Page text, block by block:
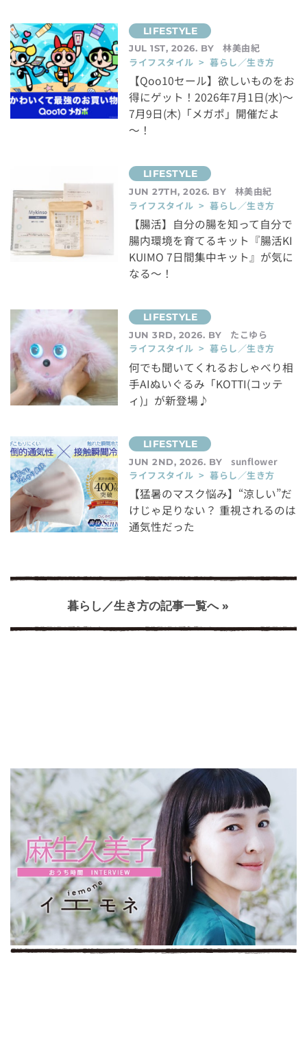
JUL 1ST, 2026. BY
林美由紀
ライフスタイル > 暮らし／生き方
【Qoo10セール】欲しいものをお
得にゲット！2026年7月1日(水)～
7月9日(木)「メガポ」開催だよ
～！
JUN 27TH, 2026. BY
林美由紀
ライフスタイル > 暮らし／生き方
【腸活】自分の腸を知って自分で
腸内環境を育てるキット『腸活KI
KUIMO 7日間集中キット』が気に
なる～！
JUN 3RD, 2026. BY
たこゆら
ライフスタイル > 暮らし／生き方
何でも聞いてくれるおしゃべり相
手AIぬいぐるみ「KOTTI(コッテ
ィ)」が新登場♪
JUN 2ND, 2026. BY
sunflower
ライフスタイル > 暮らし／生き方
【猛暑のマスク悩み】“涼しい”だ
けじゃ足りない？ 重視されるのは
通気性だった
暮らし／生き方の記事一覧へ »